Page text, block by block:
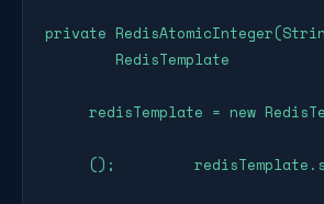
private
RedisTemplate
redisTemplate = new
();